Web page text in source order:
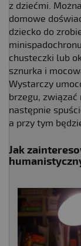
z dziećmi.
domowe
dziecko do
chusteczki lub
sznurka i
Wystarczy
brzegu, związać
następnie
a przy tym
Jak